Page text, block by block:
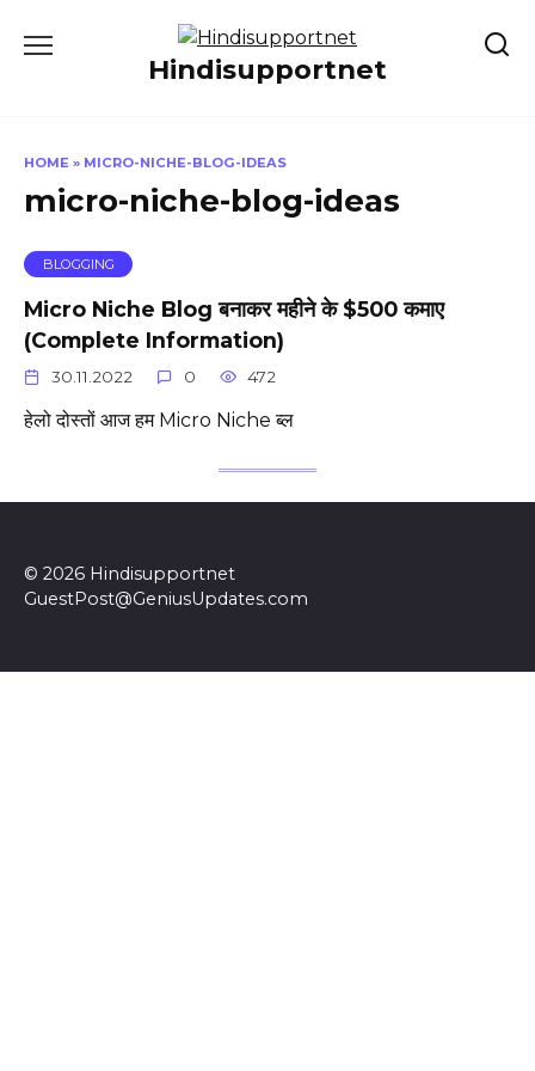
Hindisupportnet
HOME » MICRO-NICHE-BLOG-IDEAS
micro-niche-blog-ideas
BLOGGING
Micro Niche Blog बनाकर महीने के $500 कमाए
(Complete Information)
30.11.2022 0 472
हेलो दोस्तों आज हम Micro Niche ब्ल
© 2026 Hindisupportnet
GuestPost@GeniusUpdates.com